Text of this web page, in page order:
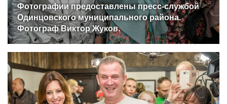
Фотографии предоставлены пресс-службой
Одинцовского муниципального района.
Фотограф Виктор Жуков.